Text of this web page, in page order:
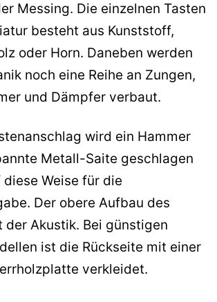
Messing. Die einzelnen Tasten
besteht aus Kunststoff,
oder Horn. Daneben werden
noch eine Reihe an Zungen,
und Dämpfer verbaut.
wird ein Hammer
Metall-Saite geschlagen
Weise für die
Der obere Aufbau des
der Akustik. Bei günstigen
ist die Rückseite mit einer
verkleidet.